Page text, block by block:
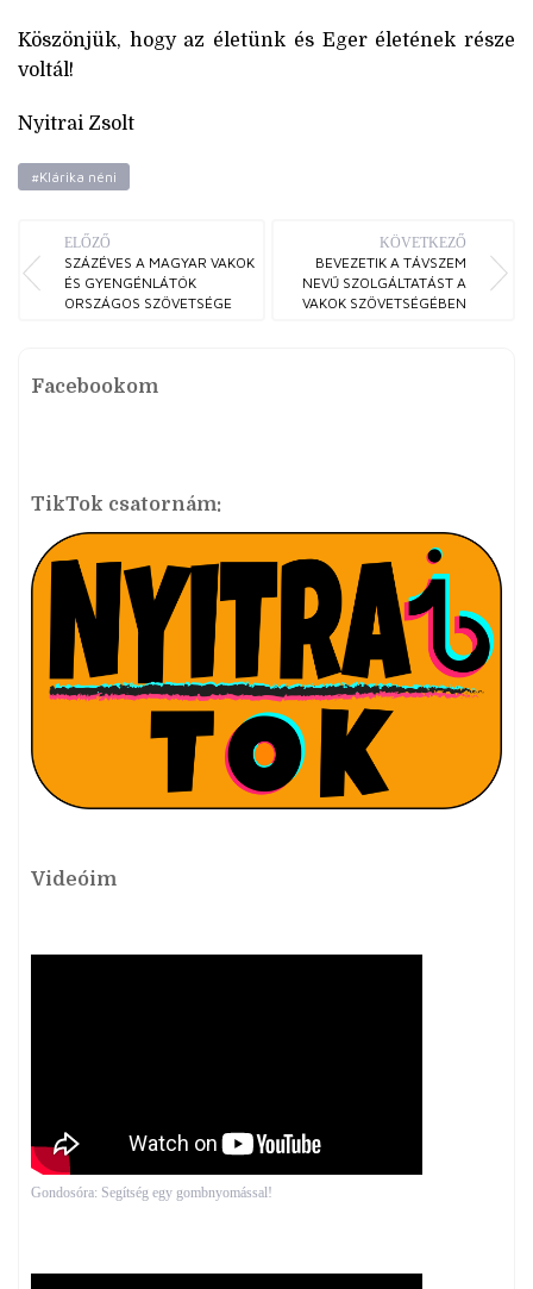
Köszönjük, hogy az életünk és Eger életének része
voltál!
Nyitrai Zsolt
#Klárika néni
ELŐZŐ
SZÁZÉVES A MAGYAR VAKOK
ÉS GYENGÉNLÁTÓK
ORSZÁGOS SZÖVETSÉGE
KÖVETKEZŐ
BEVEZETIK A TÁVSZEM
NEVŰ SZOLGÁLTATÁST A
VAKOK SZÖVETSÉGÉBEN
Facebookom
TikTok csatornám:
Videóim
Gondosóra: Segítség egy gombnyomással!